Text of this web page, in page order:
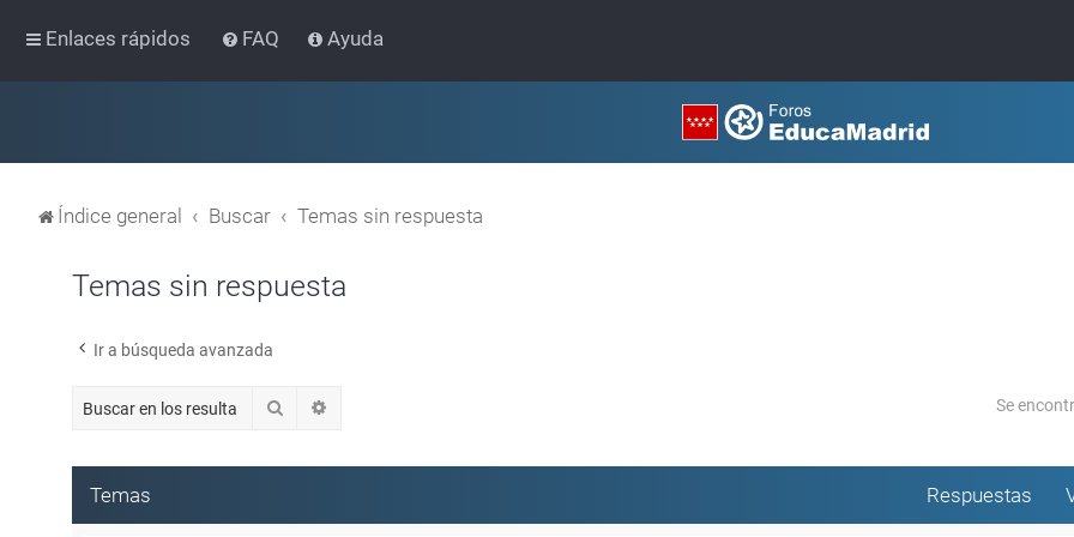
Enlaces rápidos FAQ Ayuda
Índice general Buscar Temas sin respuesta
Temas sin respuesta
Ir a búsqueda avanzada
Buscar Se
Temas Respuestas